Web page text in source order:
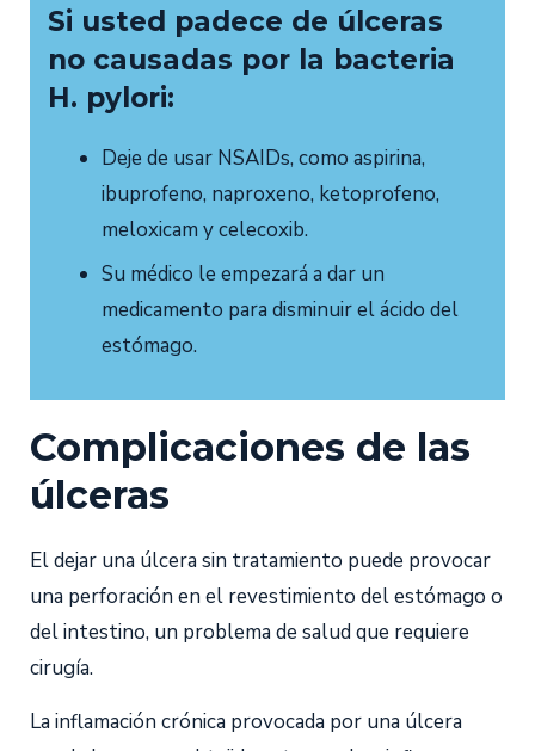
Si usted padece de úlceras
no causadas por la bacteria
H. pylori:
Deje de usar NSAIDs, como aspirina,
ibuprofeno, naproxeno, ketoprofeno,
meloxicam y celecoxib.
Su médico le empezará a dar un
medicamento para disminuir el ácido del
estómago.
Complicaciones de las
úlceras
El dejar una úlcera sin tratamiento puede provocar
una perforación en el revestimiento del estómago o
del intestino, un problema de salud que requiere
cirugía.
La inflamación crónica provocada por una úlcera